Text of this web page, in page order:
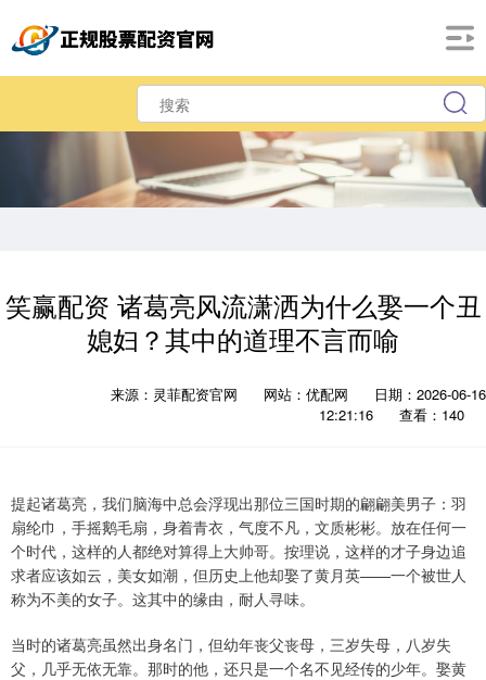
笑赢配资 诸葛亮风流潇洒为什么娶一个丑
媳妇？其中的道理不言而喻
来源：灵菲配资官网 网站：优配网
日期：2026-06-16
12:21:16
查看：140
提起诸葛亮，我们脑海中总会浮现出那位三国时期的翩翩美男子：羽
扇纶巾，手摇鹅毛扇，身着青衣，气度不凡，文质彬彬。放在任何一
个时代，这样的人都绝对算得上大帅哥。按理说，这样的才子身边追
求者应该如云，美女如潮，但历史上他却娶了黄月英——一个被世人
称为不美的女子。这其中的缘由，耐人寻味。
当时的诸葛亮虽然出身名门，但幼年丧父丧母，三岁失母，八岁失
父，几乎无依无靠。那时的他，还只是一个名不见经传的少年。娶黄